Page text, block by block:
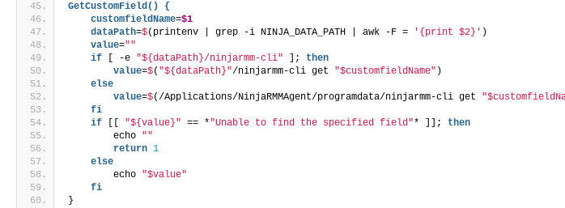
GetCustomField() {
    customfieldName
=$1
    dataPath
=$(printenv | grep -i NINJA_DATA_PATH | awk -F = '{print $2}' )
    value
=""
if [ -e "${dataPath}/ninjarmm-cli" ]; then
        value
=$( "${dataPath}"/ninjarmm-cli get "$customfieldName" )
else
        value
=$(/Applications/NinjaRMMAgent/programdata/ninjarmm-cli get
fi
if
"${value}" == *"Unable to find the specified field"* ]]; then
        echo
""
return 1
else
        echo
"$value"
fi
}